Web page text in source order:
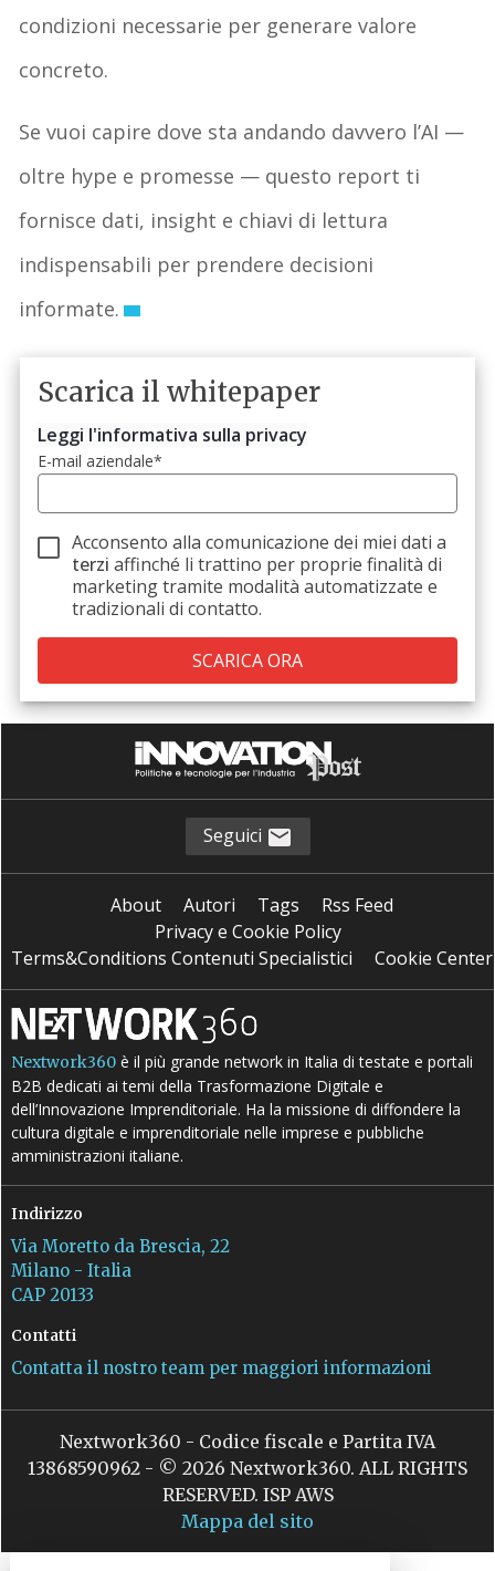
condizioni necessarie per generare valore
concreto.
Se vuoi capire dove sta andando davvero l’AI —
oltre hype e promesse — questo report ti
fornisce dati, insight e chiavi di lettura
indispensabili per prendere decisioni
informate.
Scarica il whitepaper
Leggi l'informativa sulla privacy
E-mail aziendale*
Acconsento alla comunicazione dei miei dati a
terzi affinché li trattino per proprie finalità di
marketing tramite modalità automatizzate e
tradizionali di contatto.
Seguici
About Autori Tags
Rss Feed
Privacy e Cookie Policy
Terms&Conditions Contenuti Specialistici
Cookie Center
Nextwork360 è il più grande network in Italia di testate e portali
B2B dedicati ai temi della Trasformazione Digitale e
dell’Innovazione Imprenditoriale. Ha la missione di diffondere la
cultura digitale e imprenditoriale nelle imprese e pubbliche
amministrazioni italiane.
Indirizzo
Via Moretto da Brescia, 22
Milano - Italia
CAP 20133
Contatti
Contatta il nostro team per maggiori informazioni
Nextwork360 - Codice fiscale e Partita IVA
13868590962 - © 2026 Nextwork360. ALL RIGHTS
RESERVED. ISP AWS
Mappa del sito